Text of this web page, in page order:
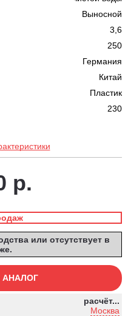
Выносной
3,6
250
Германия
Китай
Пластик
230
р.
или отсутствует в
АНАЛОГ
расчёт...
Москва